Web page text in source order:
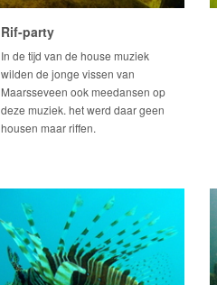
Rif-party
In de tijd van de house muziek
wilden de jonge vissen van
Maarsseveen ook meedansen op
deze muziek. het werd daar geen
housen maar riffen.